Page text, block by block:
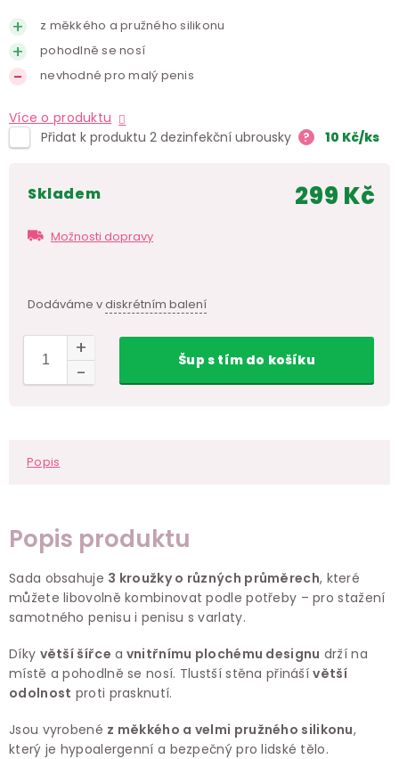
z měkkého a pružného silikonu
pohodlně se nosí
nevhodné pro malý penis
Více o produktu
Přidat k produktu 2 dezinfekční ubrousky
? 10 Kč/ks
skladem
Možnosti dopravy
Dodáváme vdiskrétním balení
299 Kč
Šups tímdo košíku
Popis
Popis produktu
Sada obsahuje 3 kroužky o různých průměrech, které
můžete libovolně kombinovat podle potřeby – pro stažení
samotného penisu i penisu s varlaty.
Díky větší šířce a vnitřnímu plochému designu drží na
místě a pohodlně se nosí. Tlustší stěna přinášívětší
odolnost proti prasknutí.
Jsou vyrobené z měkkého a velmi pružného silikonu,
který je hypoalergenní a bezpečný pro lidské tělo.